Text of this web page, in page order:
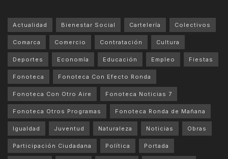
Actualidad Bienestar Social Cartelería Colectivos
Comarca Comercio Contratación Cultura
Deportes Economía Educación Empleo Fiestas
Fonoteca Fonoteca Con Efecto Ronda
Fonoteca Con Otro Aire Fonoteca Noticias 7
Fonoteca Otros Programas Fonoteca Ronda de Mañana
Igualdad Juventud Naturaleza Noticias Obras
Participación Ciudadana Política Portada